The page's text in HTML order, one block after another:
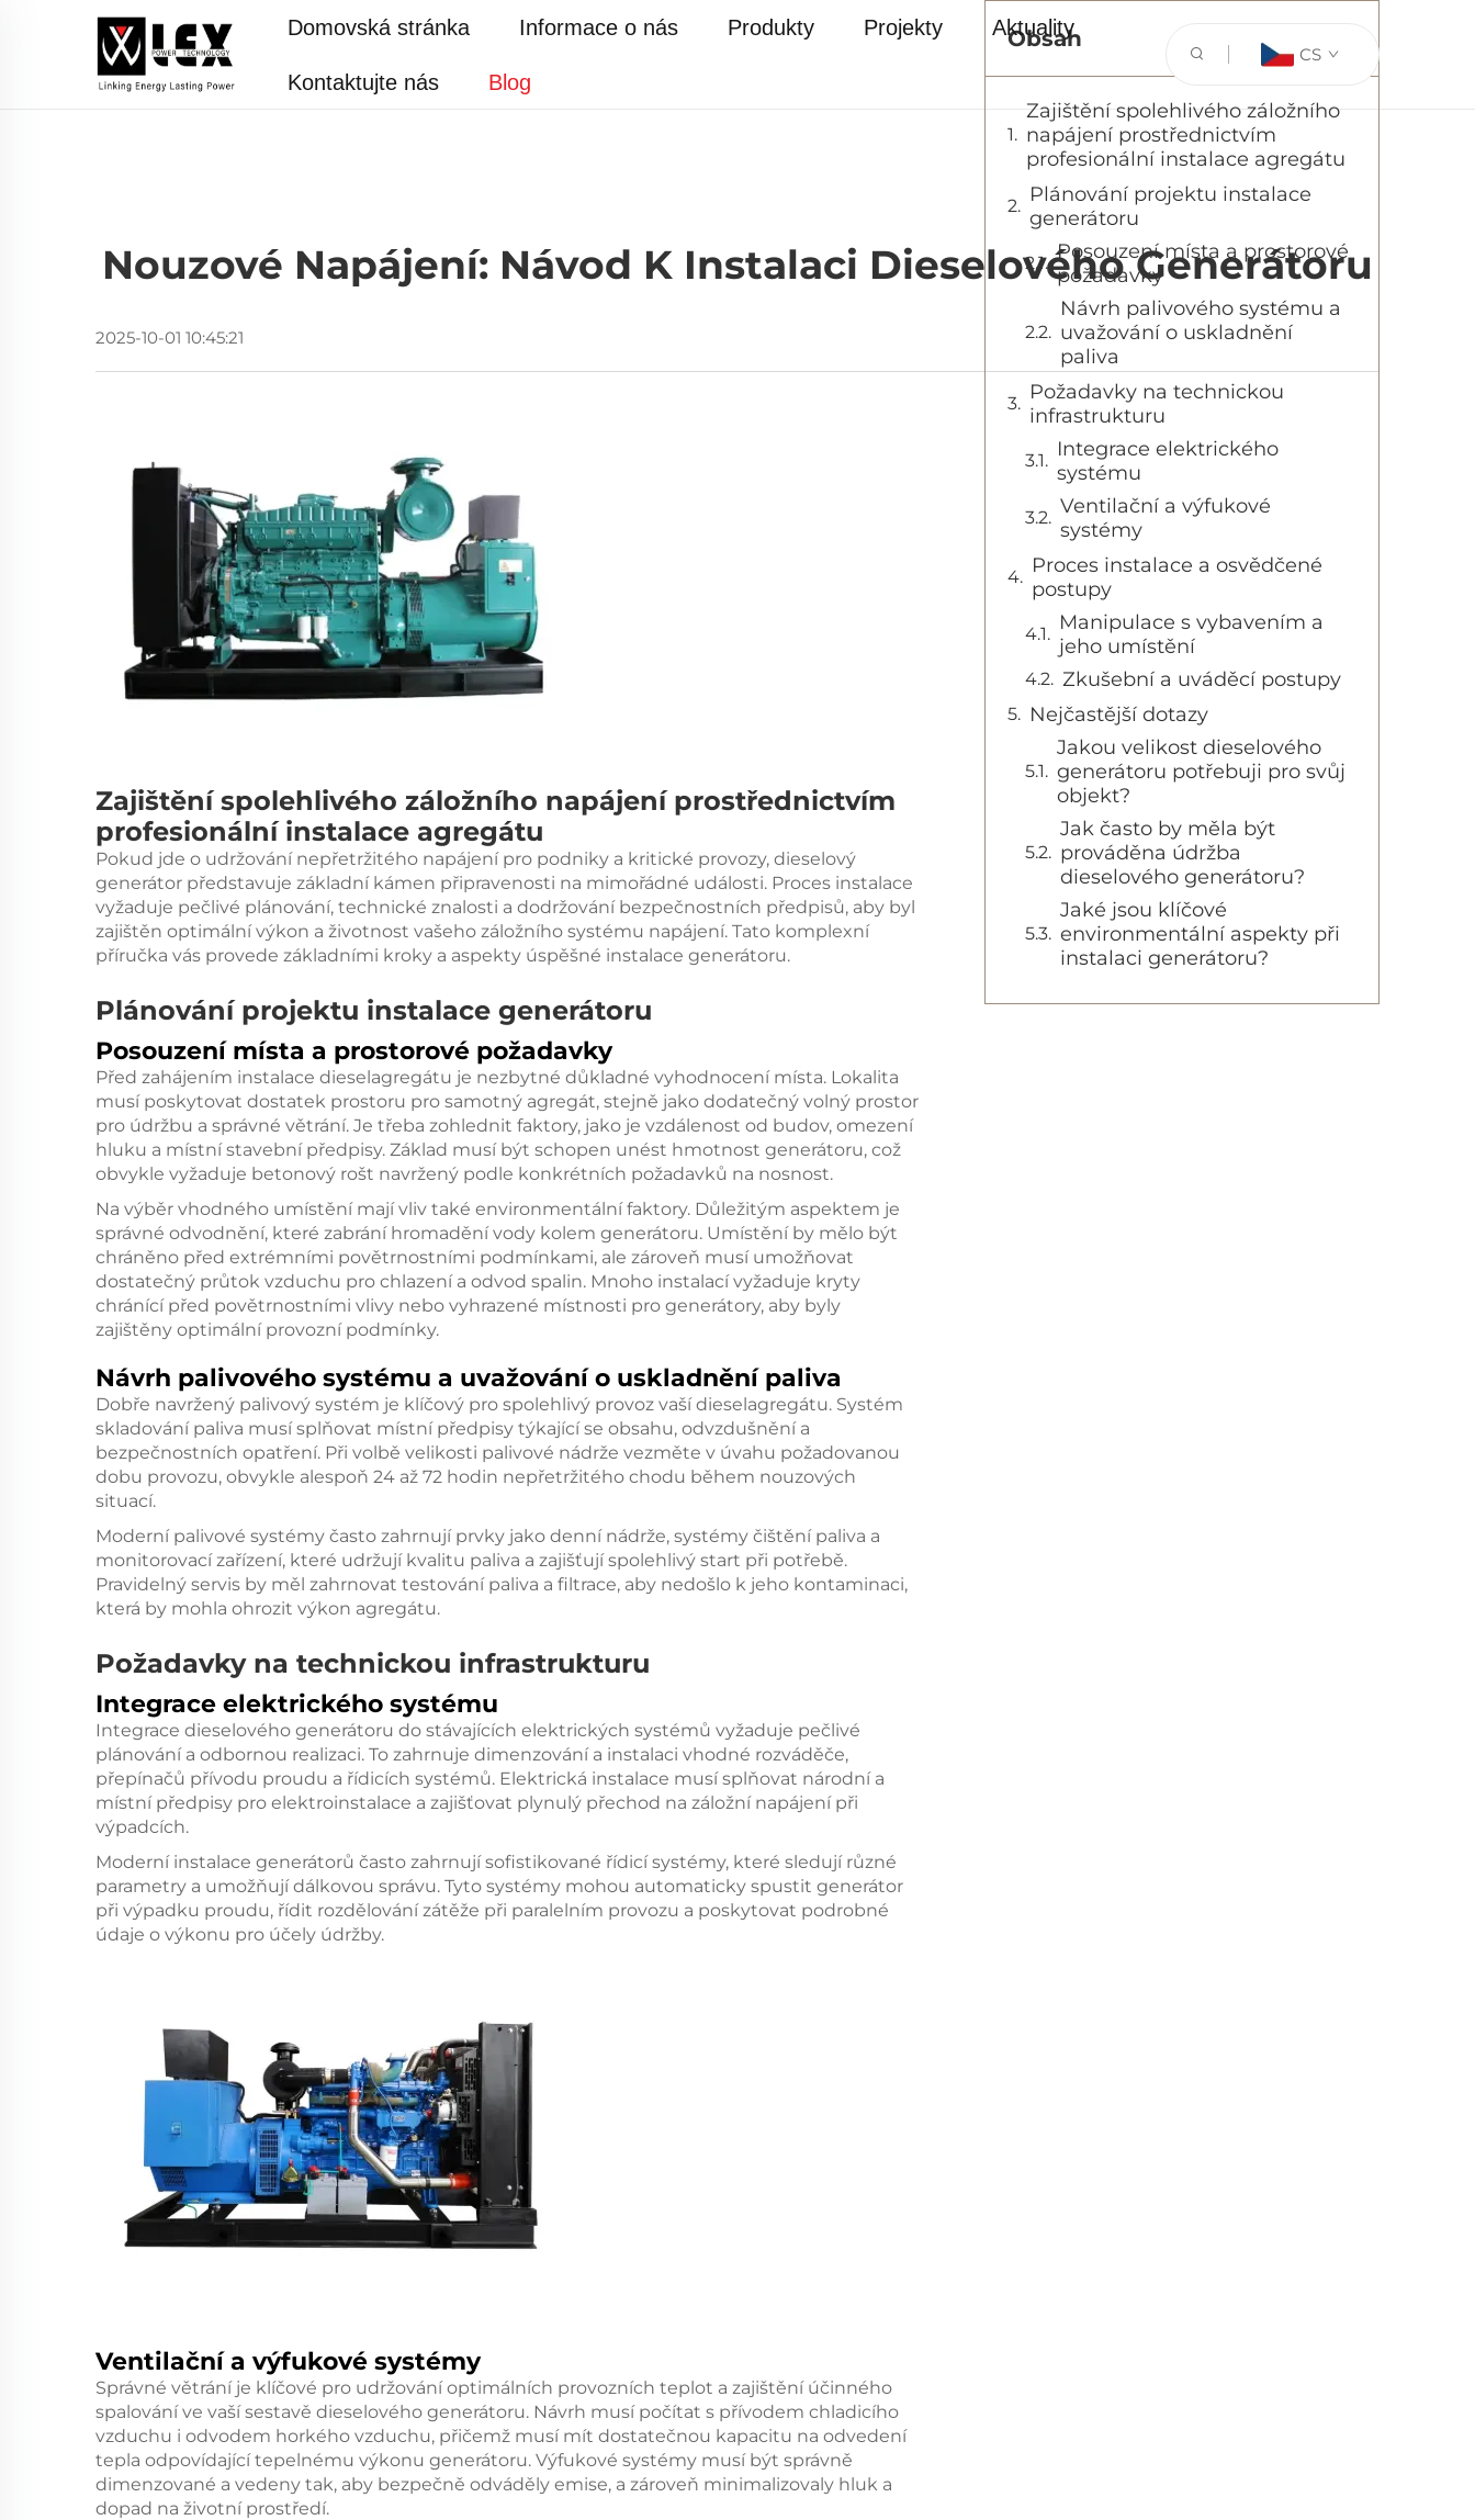
Domovská stránka Informace o nás Produkty Projekty Aktuality
Kontaktujte nás Blog
CS
Nouzové Napájení: Návod K Instalaci Dieselového Generátoru
2025-10-01 10:45:21
Zajištění spolehlivého záložního napájení prostřednictvím
profesionální instalace agregátu
Pokud jde o udržování nepřetržitého napájení pro podniky a kritické provozy, dieselový
generátor představuje základní kámen připravenosti na mimořádné události. Proces instalace
vyžaduje pečlivé plánování, technické znalosti a dodržování bezpečnostních předpisů, aby byl
zajištěn optimální výkon a životnost vašeho záložního systému napájení. Tato komplexní
příručka vás provede základními kroky a aspekty úspěšné instalace generátoru.
Plánování projektu instalace generátoru
Posouzení místa a prostorové požadavky
Před zahájením instalace dieselagregátu je nezbytné důkladné vyhodnocení místa. Lokalita
musí poskytovat dostatek prostoru pro samotný agregát, stejně jako dodatečný volný prostor
pro údržbu a správné větrání. Je třeba zohlednit faktory, jako je vzdálenost od budov, omezení
hluku a místní stavební předpisy. Základ musí být schopen unést hmotnost generátoru, což
obvykle vyžaduje betonový rošt navržený podle konkrétních požadavků na nosnost.
Na výběr vhodného umístění mají vliv také environmentální faktory. Důležitým aspektem je
správné odvodnění, které zabrání hromadění vody kolem generátoru. Umístění by mělo být
chráněno před extrémními povětrnostními podmínkami, ale zároveň musí umožňovat
dostatečný průtok vzduchu pro chlazení a odvod spalin. Mnoho instalací vyžaduje kryty
chránící před povětrnostními vlivy nebo vyhrazené místnosti pro generátory, aby byly
zajištěny optimální provozní podmínky.
Návrh palivového systému a uvažování o uskladnění paliva
Dobře navržený palivový systém je klíčový pro spolehlivý provoz vaší dieselagregátu. Systém
skladování paliva musí splňovat místní předpisy týkající se obsahu, odvzdušnění a
bezpečnostních opatření. Při volbě velikosti palivové nádrže vezměte v úvahu požadovanou
dobu provozu, obvykle alespoň 24 až 72 hodin nepřetržitého chodu během nouzových
situací.
Moderní palivové systémy často zahrnují prvky jako denní nádrže, systémy čištění paliva a
monitorovací zařízení, které udržují kvalitu paliva a zajišťují spolehlivý start při potřebě.
Pravidelný servis by měl zahrnovat testování paliva a filtrace, aby nedošlo k jeho kontaminaci,
která by mohla ohrozit výkon agregátu.
Požadavky na technickou infrastrukturu
Integrace elektrického systému
Integrace dieselového generátoru do stávajících elektrických systémů vyžaduje pečlivé
plánování a odbornou realizaci. To zahrnuje dimenzování a instalaci vhodné rozváděče,
přepínačů přívodu proudu a řídicích systémů. Elektrická instalace musí splňovat národní a
místní předpisy pro elektroinstalace a zajišťovat plynulý přechod na záložní napájení při
výpadcích.
Moderní instalace generátorů často zahrnují sofistikované řídicí systémy, které sledují různé
parametry a umožňují dálkovou správu. Tyto systémy mohou automaticky spustit generátor
při výpadku proudu, řídit rozdělování zátěže při paralelním provozu a poskytovat podrobné
údaje o výkonu pro účely údržby.
Ventilační a výfukové systémy
Správné větrání je klíčové pro udržování optimálních provozních teplot a zajištění účinného
spalování ve vaší sestavě dieselového generátoru. Návrh musí počítat s přívodem chladicího
vzduchu i odvodem horkého vzduchu, přičemž musí mít dostatečnou kapacitu na odvedení
tepla odpovídající tepelnému výkonu generátoru. Výfukové systémy musí být správně
dimenzované a vedeny tak, aby bezpečně odváděly emise, a zároveň minimalizovaly hluk a
dopad na životní prostředí.
Obsah
Zajištění spolehlivého záložního
napájení prostřednictvím
profesionální instalace agregátu
Plánování projektu instalace
generátoru
Posouzení místa a prostorové
požadavky
Návrh palivového systému a
uvažování o uskladnění
paliva
Požadavky na technickou
infrastrukturu
Integrace elektrického
systému
Ventilační a výfukové
systémy
Proces instalace a osvědčené
postupy
Manipulace s vybavením a
jeho umístění
Zkušební a uváděcí postupy
Nejčastější dotazy
Jakou velikost dieselového
generátoru potřebuji pro svůj
objekt?
Jak často by měla být
prováděna údržba
dieselového generátoru?
Jaké jsou klíčové
environmentální aspekty při
instalaci generátoru?